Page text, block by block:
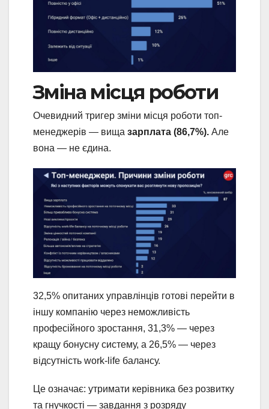
Зміна місця роботи
Очевидний тригер зміни місця роботи топ-
менеджерів — вища зарплата (86,7%). Але
вона — не єдина.
32,5% опитаних управлінців готові перейти в
іншу компанію через неможливість
професійного зростання, 31,3% — через
кращу бонусну систему, а 26,5% — через
відсутність work-life балансу.
Це означає: утримати керівника без розвитку
та гнучкості — завдання з розряду